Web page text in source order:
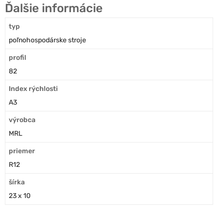
Ďalšie informácie
typ
poľnohospodárske stroje
profil
82
Index rýchlosti
A3
výrobca
MRL
priemer
R12
šírka
23 x 10